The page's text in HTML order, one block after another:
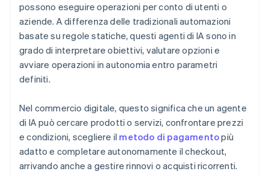
possono eseguire operazioni per conto di utenti o
aziende. A differenza delle tradizionali automazioni
basate su regole statiche, questi agenti di IA sono in
grado di interpretare obiettivi, valutare opzioni e
avviare operazioni in autonomia entro parametri
definiti.
Nel commercio digitale, questo significa che un agente
di IA può cercare prodotti o servizi, confrontare prezzi
e condizioni, scegliere il metodo di pagamentopiù
adatto e completare autonomamente il checkout,
arrivando anche a gestire rinnovi o acquisti ricorrenti.